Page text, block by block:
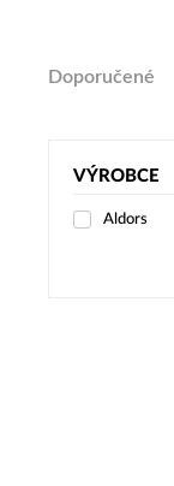
Doporučené
VÝROBCE
Aldors